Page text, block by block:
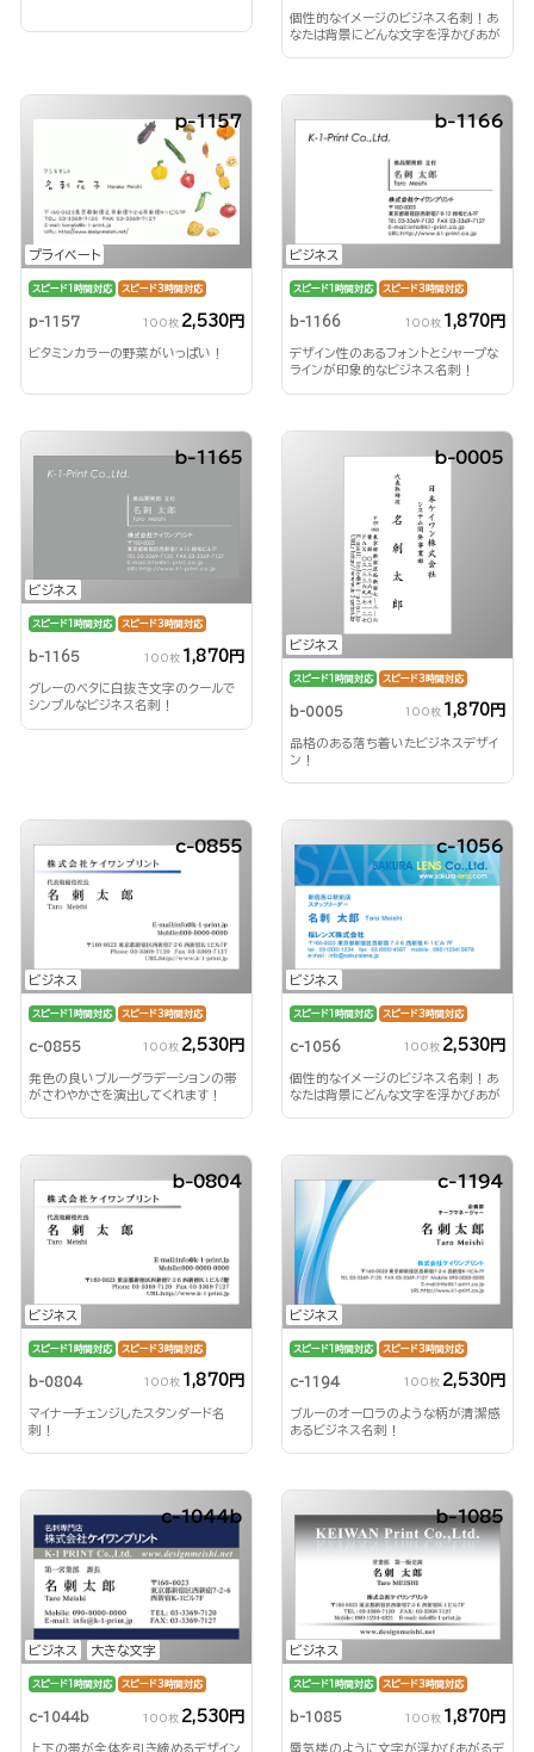
個性的なイメージのビジネス名刺！あ
なたは背景にどんな文字を浮かびあが
プライベート
p-1157
スピード1時間対応 スピード3時間対応
p-1157 100枚 2,530円
ビタミンカラーの野菜がいっぱい！
ビジネス
b-1166
スピード1時間対応 スピード3時間対応
b-1166 100枚 1,870円
デザイン性のあるフォントとシャープな
ラインが印象的なビジネス名刺！
ビジネス
b-1165
スピード1時間対応 スピード3時間対応
b-1165 100枚 1,870円
グレーのベタに白抜き文字のクールで
シンプルなビジネス名刺！
ビジネス
b-0005
スピード1時間対応 スピード3時間対応
b-0005 100枚 1,870円
品格のある落ち着いたビジネスデザイ
ン！
ビジネス
c-0855
スピード1時間対応 スピード3時間対応
c-0855 100枚 2,530円
発色の良いブルーグラデーションの帯
がさわやかさを演出してくれます！
ビジネス
c-1056
スピード1時間対応 スピード3時間対応
c-1056 100枚 2,530円
個性的なイメージのビジネス名刺！あ
なたは背景にどんな文字を浮かびあが
ビジネス
b-0804
スピード1時間対応 スピード3時間対応
b-0804 100枚 1,870円
マイナーチェンジしたスタンダード名
刺！
ビジネス
c-1194
スピード1時間対応 スピード3時間対応
c-1194 100枚 2,530円
ブルーのオーロラのような柄が清潔感
あるビジネス名刺！
ビジネス 大きな文字
c-1044b
スピード1時間対応 スピード3時間対応
c-1044b 100枚 2,530円
上下の帯が全体を引き締めるデザイン
ビジネス
b-1085
スピード1時間対応 スピード3時間対応
b-1085 100枚 1,870円
蜃気楼のように文字が浮かびあがるデ